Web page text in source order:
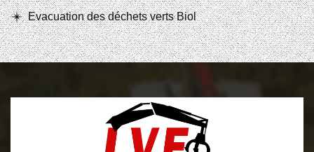
Evacuation des déchets verts Biol